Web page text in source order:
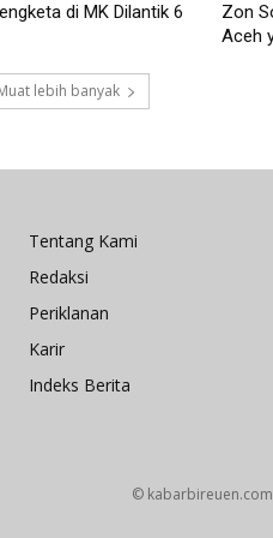
di MK Dilantik 6
Zon
Aceh
lebih banyak
Tentang Kami
Redaksi
Periklanan
Karir
Indeks Berita
© kabarbireuen.com